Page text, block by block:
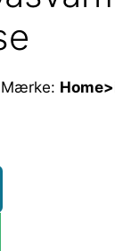
Mærke: